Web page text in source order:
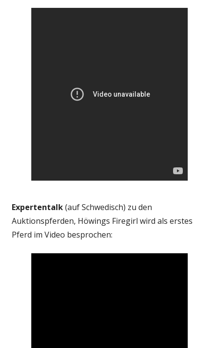
Expertentalk(auf Schwedisch) zu den
Auktionspferden, Höwings Firegirl wird als erstes
Pferd im Video besprochen: